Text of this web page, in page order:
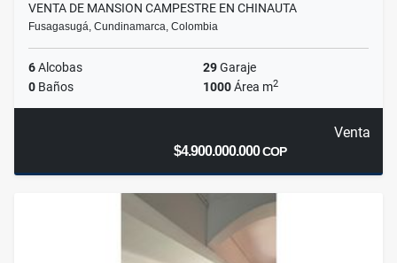
VENTA DE MANSION CAMPESTRE EN CHINAUTA
Fusagasugá, Cundinamarca, Colombia
6Alcobas 29Garaje
0 Baños 1000Área m2
Venta
$4.900.000.000COP